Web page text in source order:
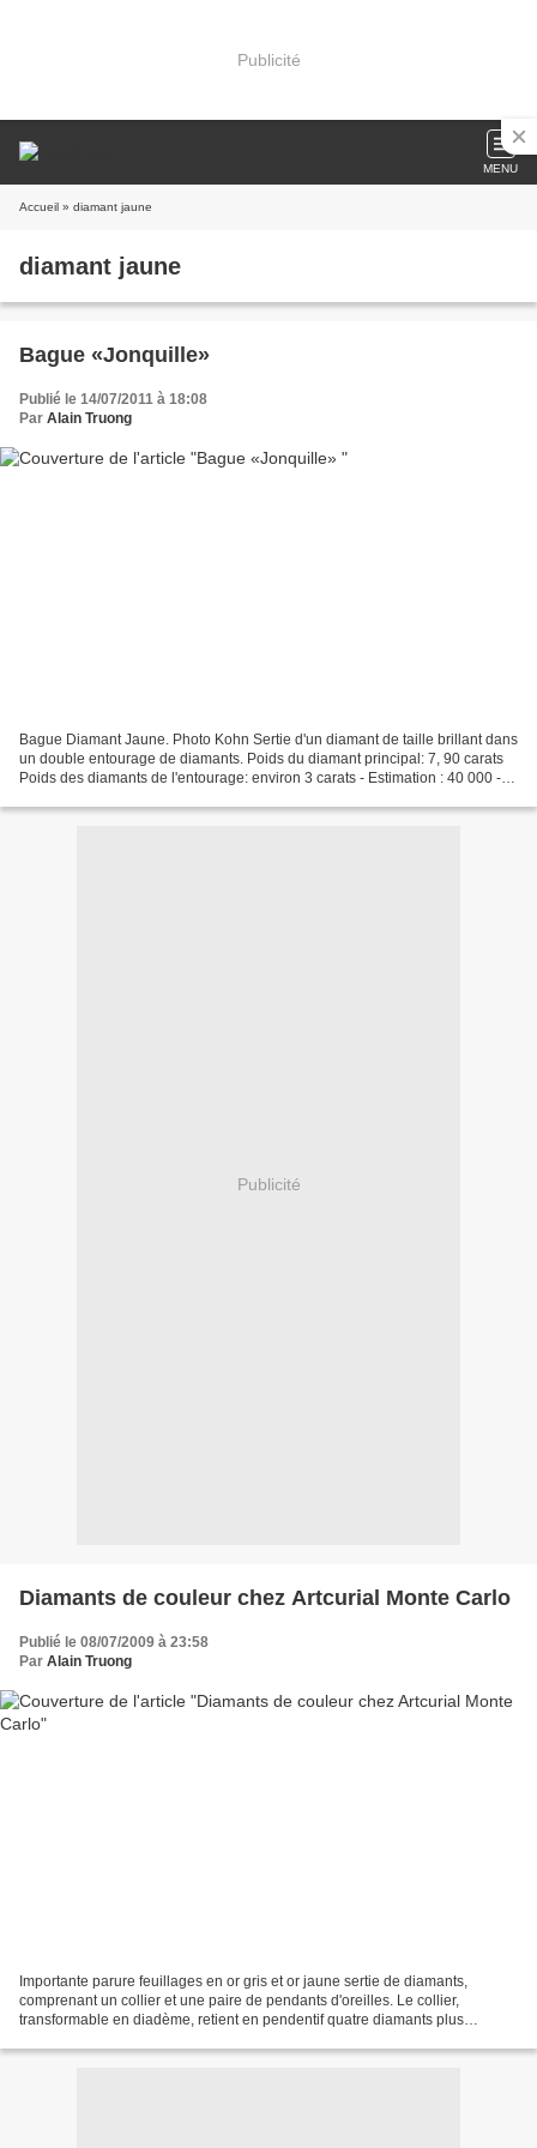
Publicité
MENU
Accueil » diamant jaune
diamant jaune
Bague «Jonquille»
Publié le 14/07/2011 à 18:08
Par Alain Truong
Bague Diamant Jaune. Photo Kohn Sertie d'un diamant de taille brillant dans
un double entourage de diamants. Poids du diamant principal: 7, 90 carats
Poids des diamants de l'entourage: environ 3 carats - Estimation : 40 000 -
Publicité
Diamants de couleur chez Artcurial Monte Carlo
Publié le 08/07/2009 à 23:58
Par Alain Truong
Importante parure feuillages en or gris et or jaune sertie de diamants,
comprenant un collier et une paire de pendants d'oreilles. Le collier,
transformable en diadème, retient en pendentif quatre diamants plus